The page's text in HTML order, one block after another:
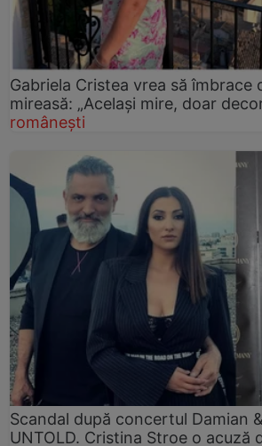
Gabriela Cristea vrea să îmbrace
mireasă: „Același mire, doar
românești
Scandal după concertul Damian
UNTOLD. Cristina Stroe o acuză